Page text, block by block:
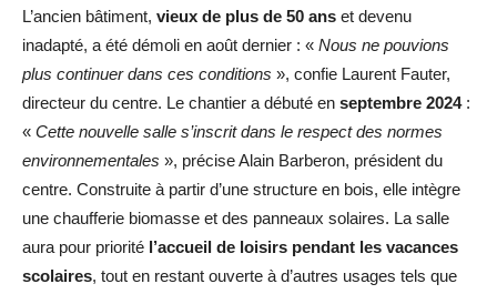
L’ancien bâtiment, vieux de plus de 50 ans et devenu
inadapté, a été démoli en août dernier : « Nous ne pouvions
plus continuer dans ces conditions », confie Laurent Fauter,
directeur du centre. Le chantier a débuté en septembre 2024:
« Cette nouvelle salle s’inscrit dans le respect des normes
environnementales », précise Alain Barberon, président du
centre. Construite à partir d’une structure en bois, elle intègre
une chaufferie biomasse et des panneaux solaires. La salle
aura pour priorité l’accueil de loisirs pendant les vacances
scolaires, tout en restant ouverte à d’autres usages tels que